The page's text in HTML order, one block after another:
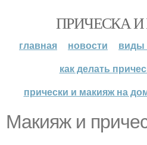
ПРИЧЕСКА
главная новости
виды
как делать
прически и макияж на
Макияж и